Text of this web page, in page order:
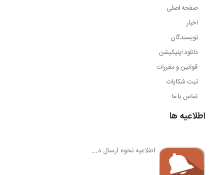
صفحه اصلی
اخبار
نویسندگان
دانلود اپلیکیشن
قوانین و مقررات
ثبت شکایات
تماس با ما
اطلاعیه ها
اطلاعیه نحوه ارسال د...